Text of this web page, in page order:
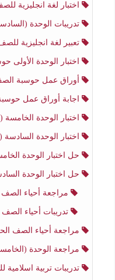
اختبار لغة انجليزية
تدريبات الوحدة (السادسة
تعبير لغة انجليزية للصف
اختبار الوحدة الأولى حوسبة
أوراق عمل حوسبة الصف
اجابة أوراق عمل حوسبة
اختبار الوحدة الخامسة (الكيمياء الحيوية
اختبار الوحدة السادسة (الأحماض
حل اختبار الوحدة الخامسة (الكيمياء
حل اختبار الوحدة السادسة (الأحماض
مراجعة أحياء
تدريبات أحياء
مراجعة أحياء الصف
مراجعة الوحدة (الخامسة
تدريبات تربية اسلامية